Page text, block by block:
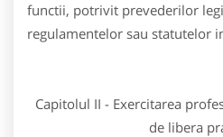
functii, potrivit prevederilor
regulamentelor sau statutelor
Capitolul II - Exercitarea
de libera